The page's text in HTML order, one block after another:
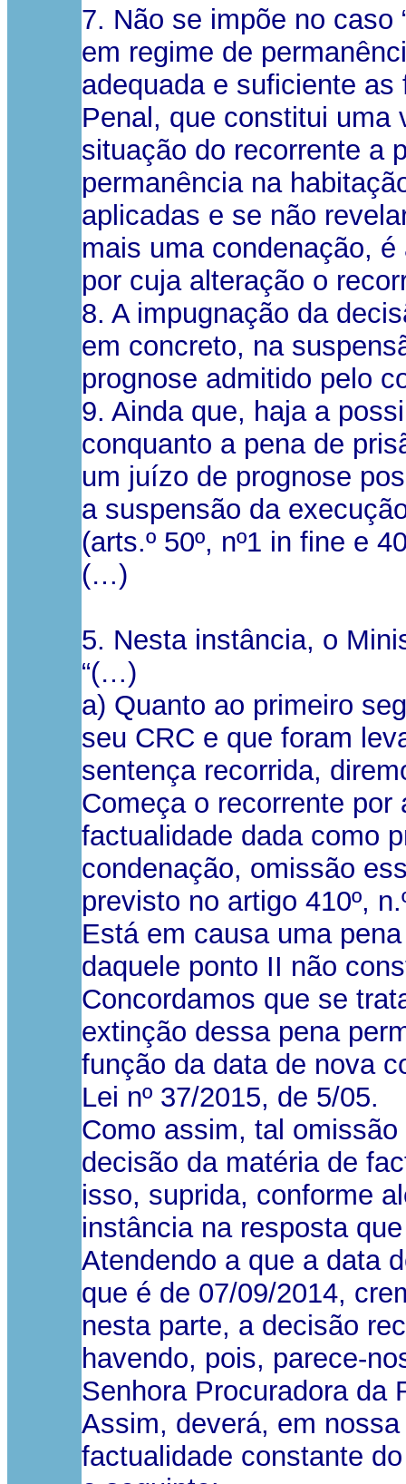
7. Não se impõe no caso
em regime de
adequada e suficiente
Penal, que constitui uma
situação do recorrente a
permanência na
aplicadas e se não
mais uma condenação,
por cuja alteração o
8. A impugnação da
em concreto, na
prognose admitido pelo
9. Ainda que, haja a
conquanto a pena de
um juízo de prognose
a suspensão da
(arts.º 50º, nº1 in fine e
(…)
5. Nesta instância, o
“(…)
a) Quanto ao primeiro
seu CRC e que foram
sentença recorrida,
Começa o recorrente
factualidade dada como
condenação, omissão
previsto no artigo 410º,
Está em causa uma
daquele ponto II não
Concordamos que se
extinção dessa pena
função da data de nova
Lei nº 37/2015, de 5/05.
Como assim, tal
decisão da matéria de
isso, suprida, conforme
instância na resposta
Atendendo a que a data
que é de 07/09/2014,
nesta parte, a decisão
havendo, pois, parece-
Senhora Procuradora da
Assim, deverá, em
factualidade constante